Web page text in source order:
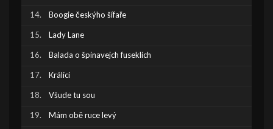
Boogie českýho šífaře
Lady Lane
Balada o špinavejch fuseklích
Králíci
Všude tu sou
Mám obě ruce levý